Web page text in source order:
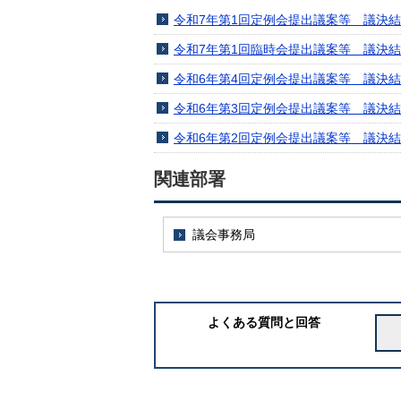
令和7年第1回定例会提出議案等 議決
令和7年第1回臨時会提出議案等 議決
令和6年第4回定例会提出議案等 議決
令和6年第3回定例会提出議案等 議決
令和6年第2回定例会提出議案等 議決
関連部署
議会事務局
よくある質問と回答